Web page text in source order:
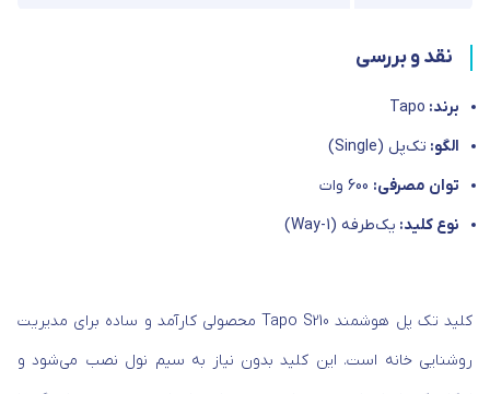
نقد و بررسی
برند: Tapo
الگو: ‏ تک‌پل (Single)
توان مصرفی:
نوع کلید: ‏یک‌طرفه (1-Way)
کلید تک پل هوشمند Tapo S210 محصولی کارآمد و ساده برای مدیریت
روشنایی خانه است. این کلید بدون نیاز به سیم نول نصب می‌شود و